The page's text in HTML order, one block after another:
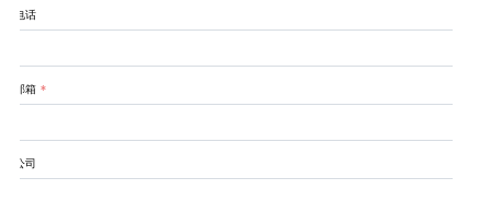
电话
邮箱 *
公司